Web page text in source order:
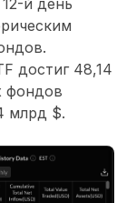
й день
достиг 48,14
фондов
млрд $.